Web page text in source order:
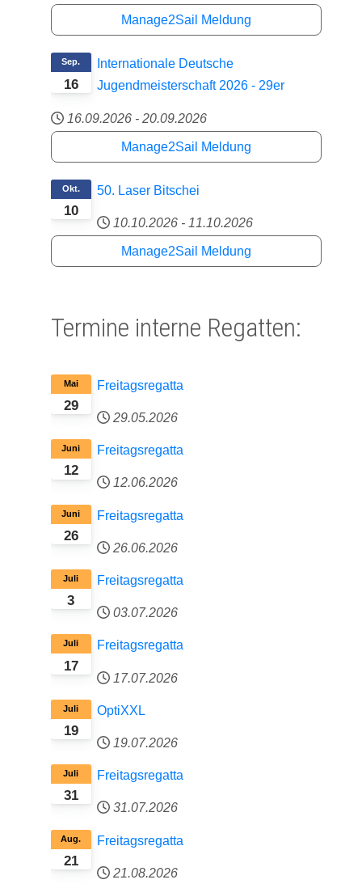
Manage2Sail Meldung
16
Sep.
Internationale Deutsche
Jugendmeisterschaft 2026 - 29er
16.09.2026 - 20.09.2026
Manage2Sail Meldung
10
Okt. 50. Laser Bitschei
10.10.2026 - 11.10.2026
Manage2Sail Meldung
Termine interne Regatten:
29
Mai Freitagsregatta
29.05.2026
12
Juni Freitagsregatta
12.06.2026
26
Juni Freitagsregatta
26.06.2026
3
Juli Freitagsregatta
03.07.2026
17
Juli Freitagsregatta
17.07.2026
19
Juli OptiXXL
19.07.2026
31
Juli Freitagsregatta
31.07.2026
21
Aug. Freitagsregatta
21.08.2026